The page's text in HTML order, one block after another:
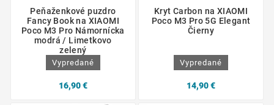
Peňaženkové puzdro
Fancy Book na XIAOMI
Poco M3 Pro Námornícka
modrá / Limetkovo
zelený
Vypredané
16,90 €
Kryt Carbon na XIAOMI
Poco M3 Pro 5G Elegant
Čierny
Vypredané
14,90 €